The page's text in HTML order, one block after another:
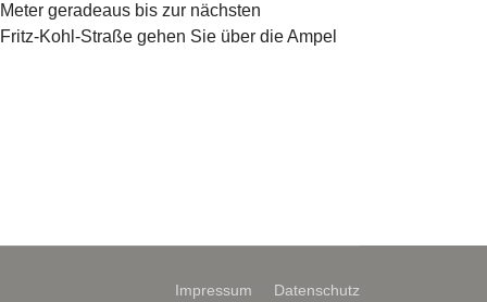
geradeaus bis zur nächsten
Kohl-Straße gehen Sie über die Ampel
Impressum Datenschutz